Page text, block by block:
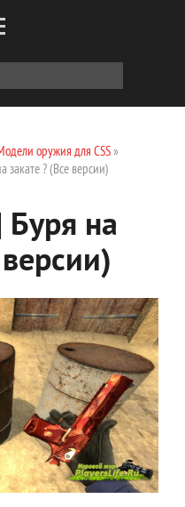
оружия для CSS»
закате ? (Все версии)
Буря на